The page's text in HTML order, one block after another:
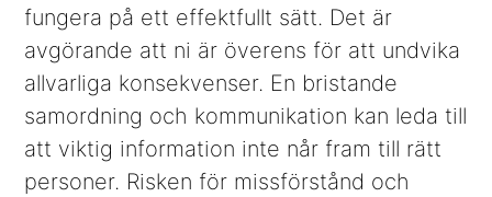
fungera på ett effektfullt sätt. Det är
avgörande att ni är överens för att undvika
allvarliga konsekvenser. En bristande
samordning och kommunikation kan leda till
att viktig information inte når fram till rätt
personer. Risken för missförstånd och